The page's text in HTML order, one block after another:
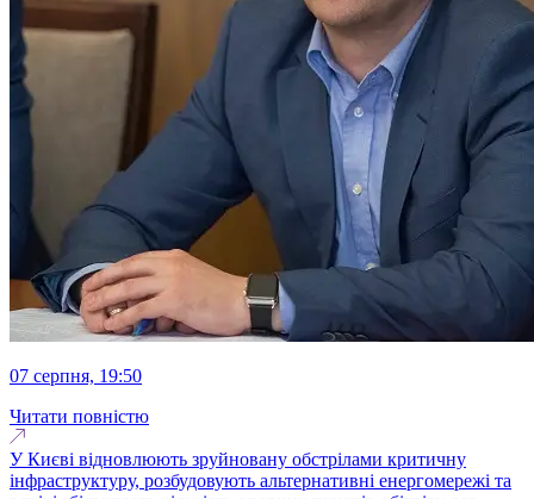
07 серпня, 19:50
Читати повністю
У Києві відновлюють зруйновану обстрілами критичну
інфраструктуру, розбудовують альтернативні енергомережі та